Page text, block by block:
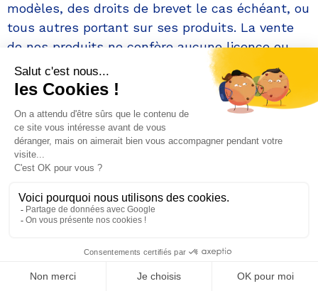
modèles, des droits de brevet le cas échéant, ou
tous autres portant sur ses produits. La vente
de nos produits ne confère aucune licence ou
autorisation de fabriquer lesdits produits, ni de
reproduire nos moules ou autres, Ozembal
demeure intégralement titulaire desdits droits et
fera sanctionner toute violation de ceux-ci. Le
client s’interdit ainsi rigoureusement toute
reproduction, duplication des produits
écrit d’Ozembal.
12.2. Par ailleurs, en cas de fabrication par
instructions du client, ce dernier déclare et